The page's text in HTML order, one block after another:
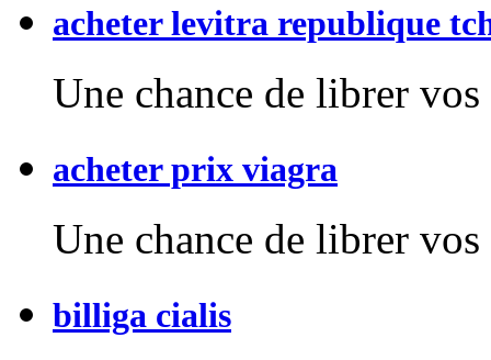
acheter levitra republique
Une chance de librer vos
acheter prix viagra
Une chance de librer vos
billiga cialis